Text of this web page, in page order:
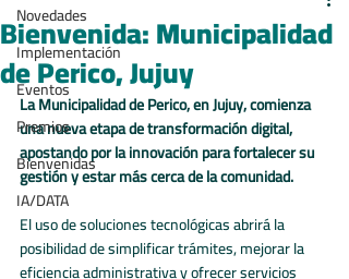
Novedades
Implementación
Eventos
Premios
Bienvenidas
IA/DATA
Bienvenida: Municipalidad
de Perico, Jujuy
La Municipalidad de Perico, en Jujuy, comienza
una nueva etapa de transformación digital,
apostando por la innovación para fortalecer su
gestión y estar más cerca de la comunidad.
El uso de soluciones tecnológicas abrirá la
posibilidad de simplificar trámites, mejorar la
eficiencia administrativa y ofrecer servicios